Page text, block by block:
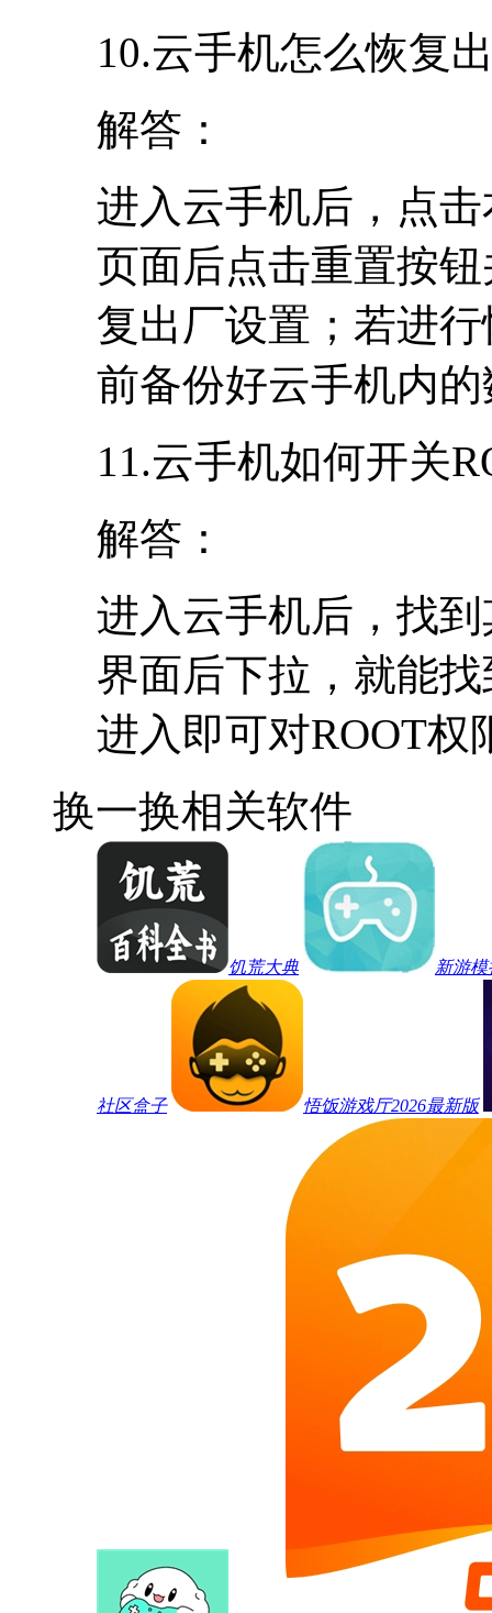
10.云手机怎么恢复
解答：
进入云手机后，点
页面后点击重置按
复出厂设置；若进
前备份好云手机内
11.云手机如何开关
解答：
进入云手机后，找
界面后下拉，就能
进入即可对ROOT
换一换相关软件
饥荒大典 新游
社区盒子 悟饭游戏厅2026最新版